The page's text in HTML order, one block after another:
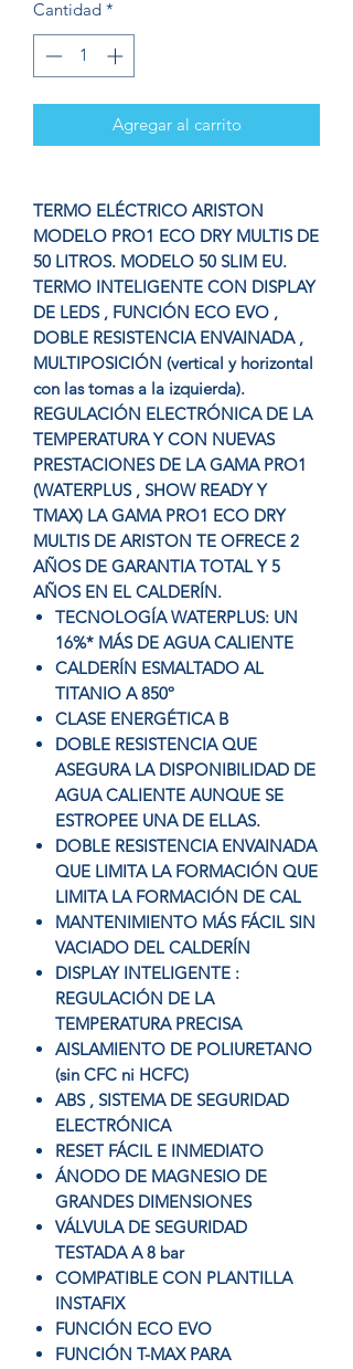
Cantidad *
Agregar al carrito
TERMO ELÉCTRICO ARISTON
MODELO PRO1 ECO DRY MULTIS DE
50 LITROS. MODELO 50 SLIM EU.
TERMO INTELIGENTE CON DISPLAY
DE LEDS , FUNCIÓN ECO EVO ,
DOBLE RESISTENCIA ENVAINADA ,
MULTIPOSICIÓN (vertical y horizontal
con las tomas a la izquierda).
REGULACIÓN ELECTRÓNICA DE LA
TEMPERATURA Y CON NUEVAS
PRESTACIONES DE LA GAMA PRO1
(WATERPLUS , SHOW READY Y
TMAX) LA GAMA PRO1 ECO DRY
MULTIS DE ARISTON TE OFRECE 2
AÑOS DE GARANTIA TOTAL Y 5
AÑOS EN EL CALDERÍN.
TECNOLOGÍA WATERPLUS: UN
16%* MÁS DE AGUA CALIENTE
CALDERÍN ESMALTADO AL
TITANIO A 850º
CLASE ENERGÉTICA B
DOBLE RESISTENCIA QUE
ASEGURA LA DISPONIBILIDAD DE
AGUA CALIENTE AUNQUE SE
ESTROPEE UNA DE ELLAS.
DOBLE RESISTENCIA ENVAINADA
QUE LIMITA LA FORMACIÓN QUE
LIMITA LA FORMACIÓN DE CAL
MANTENIMIENTO MÁS FÁCIL SIN
VACIADO DEL CALDERÍN
DISPLAY INTELIGENTE :
REGULACIÓN DE LA
TEMPERATURA PRECISA
AISLAMIENTO DE POLIURETANO
(sin CFC ni HCFC)
ABS , SISTEMA DE SEGURIDAD
ELECTRÓNICA
RESET FÁCIL E INMEDIATO
ÁNODO DE MAGNESIO DE
GRANDES DIMENSIONES
VÁLVULA DE SEGURIDAD
TESTADA A 8 bar
COMPATIBLE CON PLANTILLA
INSTAFIX
FUNCIÓN ECO EVO
FUNCIÓN T-MAX PARA